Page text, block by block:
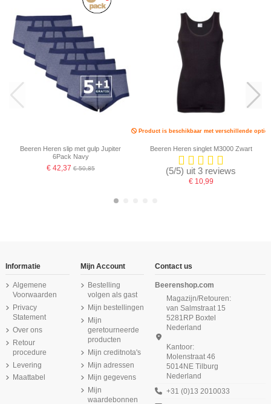
Beeren Heren slip met gulp Jupiter
6Pack Navy
€ 42,37€ 50,85
Product is beschikbaar met verschillende opties
Beeren Heren singlet M3000 Zwart
(5/5) uit 3 reviews
€ 10,99
Beeren Heren singlet M3000 6Pack
Beeren Heren T-shirt V-hals en K.M.
M3000 Wit
Beeren Heren singlet M3000 6Pack
Beeren Dames cuphemd Jacqueline
Wit
Beeren Heren slip met gulp M3000
2Pack Wit
Beeren Heren tailleslip Startex met
gulp 6Pack Wit
Beeren Heren sportbroek met Gulp
3579 Wit
Beeren Heren singlet Young (zachte
micro stof) Zwart
Informatie
Algemene
Voorwaarden
Privacy
Statement
Over ons
Retour
procedure
Levering
Maattabel
Mijn Account
Bestelling
volgen als gast
Mijn bestellingen
Mijn
geretourneerde
producten
Mijn creditnota's
Mijn adressen
Mijn gegevens
Mijn
waardebonnen
Contact us
Beerenshop.com
Magazijn/Retouren:
van Salmstraat 15
5281RP Boxtel
Nederland
Kantoor:
Molenstraat 46
5014NE Tilburg
Nederland
+31 (0)13 2010033